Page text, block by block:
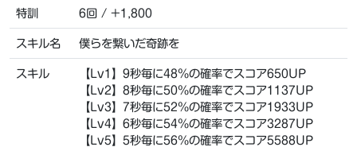
特訓 6回 / +1,800
スキル名 僕らを繋いだ奇跡を
スキル
【Lv1】9秒毎に48％の確率でスコア650UP
【Lv2】8秒毎に50％の確率でスコア1137UP
【Lv3】7秒毎に52％の確率でスコア1933UP
【Lv4】6秒毎に54％の確率でスコア3287UP
【Lv5】5秒毎に56％の確率でスコア5588UP